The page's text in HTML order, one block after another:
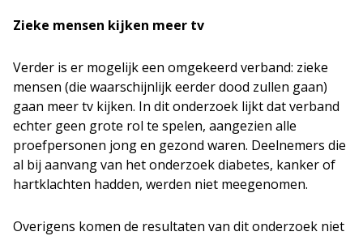
Zieke mensen kijken meer tv
Verder is er mogelijk een omgekeerd verband: zieke
mensen (die waarschijnlijk eerder dood zullen gaan)
gaan meer tv kijken. In dit onderzoek lijkt dat verband
echter geen grote rol te spelen, aangezien alle
proefpersonen jong en gezond waren. Deelnemers die
al bij aanvang van het onderzoek diabetes, kanker of
hartklachten hadden, werden niet meegenomen.
Overigens komen de resultaten van dit onderzoek niet